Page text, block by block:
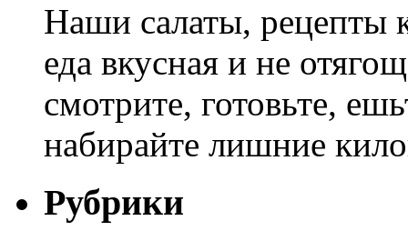
Наши салаты, рецепты
еда вкусная и не
смотрите, готовьте,
набирайте лишние
Рубрики